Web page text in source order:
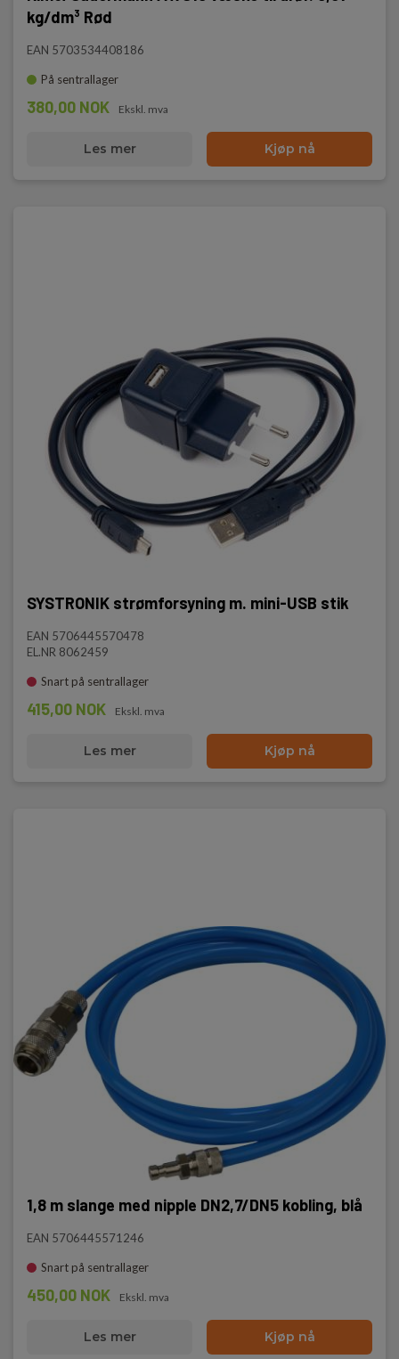
kg/dm³ Rød
EAN 5703534408186
På sentrallager
380,00 NOK Ekskl. mva
Les mer Kjøp nå
SYSTRONIK strømforsyning m. mini-USB stik
EAN 5706445570478
EL.NR 8062459
Snart på sentrallager
415,00 NOK Ekskl. mva
Les mer Kjøp nå
1,8 m slange med nipple DN2,7/DN5 kobling, blå
EAN 5706445571246
Snart på sentrallager
450,00 NOK Ekskl. mva
Les mer Kjøp nå